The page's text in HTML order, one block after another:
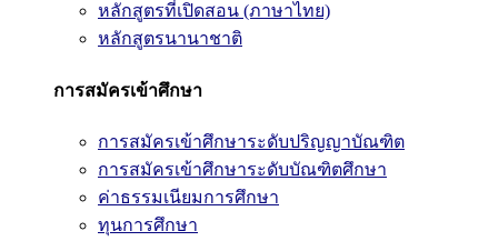
หลักสูตรที่เปิดสอน (ภาษาไทย)
หลักสูตรนานาชาติ
การสมัครเข้าศึกษา
การสมัครเข้าศึกษาระดับปริญญาบัณฑิต
การสมัครเข้าศึกษาระดับบัณฑิตศึกษา
ค่าธรรมเนียมการศึกษา
ทุนการศึกษา